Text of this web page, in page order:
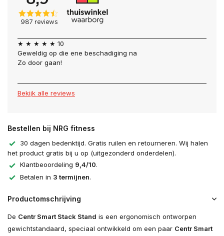
★ ★ ★ ★ ★ 10
Geweldig op die ene beschadiging na
Zo door gaan!
Bekijk alle reviews
Bestellen bij NRG fitness
30 dagen bedenktijd. Gratis ruilen en retourneren. Wij halen
het product gratis bij u op (uitgezonderd onderdelen).
Klantbeoordeling 9,4/10.
Betalen in 3 termijnen.
Productomschrijving
De Centr Smart Stack Stand is een ergonomisch ontworpen
gewichtstandaard, speciaal ontwikkeld om een paar Centr Smart